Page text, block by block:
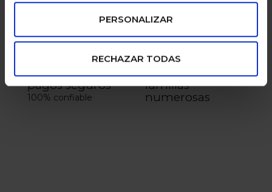
PERSONALIZAR
RECHAZAR TODAS
pagos seguros
100% confiable
familias
numerosas